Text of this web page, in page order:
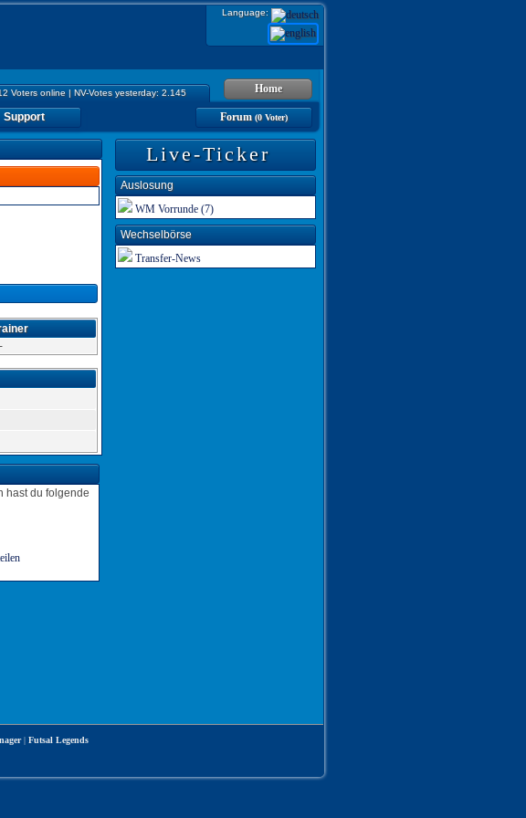
Language:
Voters online | NV-Votes yesterday: 2.145 Home
Forum(0 Voter)
Support
-
hast du folgende
Live-Ticker
Auslosung
WM Vorrunde (7)
Wechselbörse
Transfer-News
| Futsal Legends